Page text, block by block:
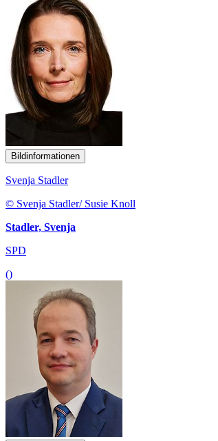
Bildinformationen
Svenja Stadler
© Svenja Stadler/ Susie Knoll
Stadler, Svenja
SPD
()